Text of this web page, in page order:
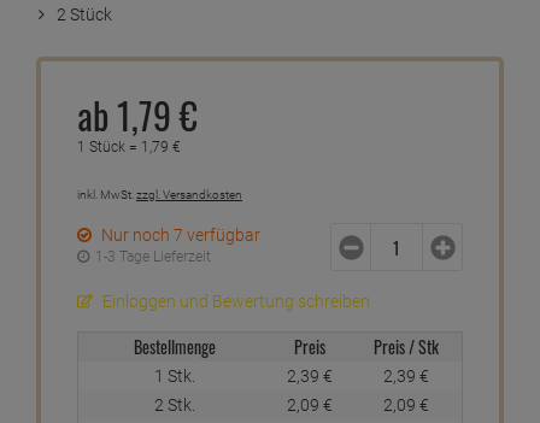
2 Stück
ab 1,79€
1 Stück = 1,79 €
inkl. MwSt.zzgl. Versandkosten
Nur noch 7 verfügbar
1-3 Tage Lieferzeit
Einloggen und Bewertung schreiben
Bestellmenge Preis Preis / Stk
1 Stk. 2,39 € 2,39 €
2 Stk.
2,09 € 2,09 €